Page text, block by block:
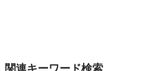
関連キーワード検索